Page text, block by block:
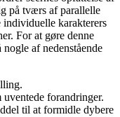
på tværs af parallelle
individuelle karakterers
For at gøre denne
af nedenstående
forandringer.
til at formidle dybere